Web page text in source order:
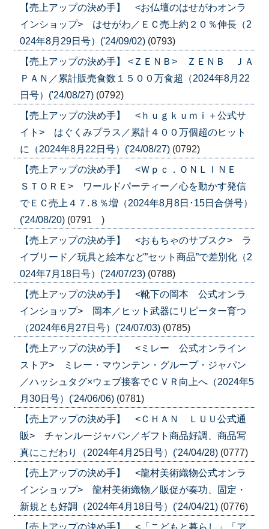
【売上アップの決め手】 <お仏壇のはせがわオンラ
インショップ> はせがわ／ＥＣ売上約２０％伸長（2
024年8月29日号）('24/09/02) (0793)
【売上アップの決め手】 <ＺＥＮＢ> ＺＥＮＢ ＪＡ
ＰＡＮ／累計販売食数１５００万食超（2024年8月22
日号）('24/08/27) (0792)
【売上アップの決め手】 <ｈｕｇｋｕｍｉ＋公式サ
イト> はぐくみプラス／累計４００万個超のヒット
に（2024年8月22日号）('24/08/27) (0792)
【売上アップの決め手】 <Ｗｐｃ．ＯＮＬＩＮＥ
ＳＴＯＲＥ> ワールドパーティー／心を動かす発信
でＥＣ売上４７.８％増（2024年8月8日･15日合併号）
('24/08/20) (0791 )
【売上アップの決め手】 <おもちゃのサブスク> ラ
イブリード／玩具と絵本など”セット商品”で差別化（2
024年7月18日号）('24/07/23) (0788)
【売上アップの決め手】 <靴下の岡本 公式オンラ
インショップ> 岡本／ヒット武器にリピーター育つ
（2024年6月27日号）('24/07/03) (0785)
【売上アップの決め手】 <ミレー 公式オンライン
ストア> ミレー・マウンテン・グループ・ジャパン
／ハッシュタグ×ウェブ接客でＣＶＲ向上へ（2024年5
月30日号）('24/06/06) (0781)
【売上アップの決め手】 <ＣＨＡＮ ＬＵＵ公式通
販> チャンルージャパン／ギフト商品好調、商品写
真にこだわり（2024年4月25日号）('24/04/28) (0777)
【売上アップの決め手】 <龍村美術織物公式オンラ
インショップ> 龍村美術織物／販促が奏功、固定・
新規とも好調（2024年4月18日号）('24/04/21) (0776)